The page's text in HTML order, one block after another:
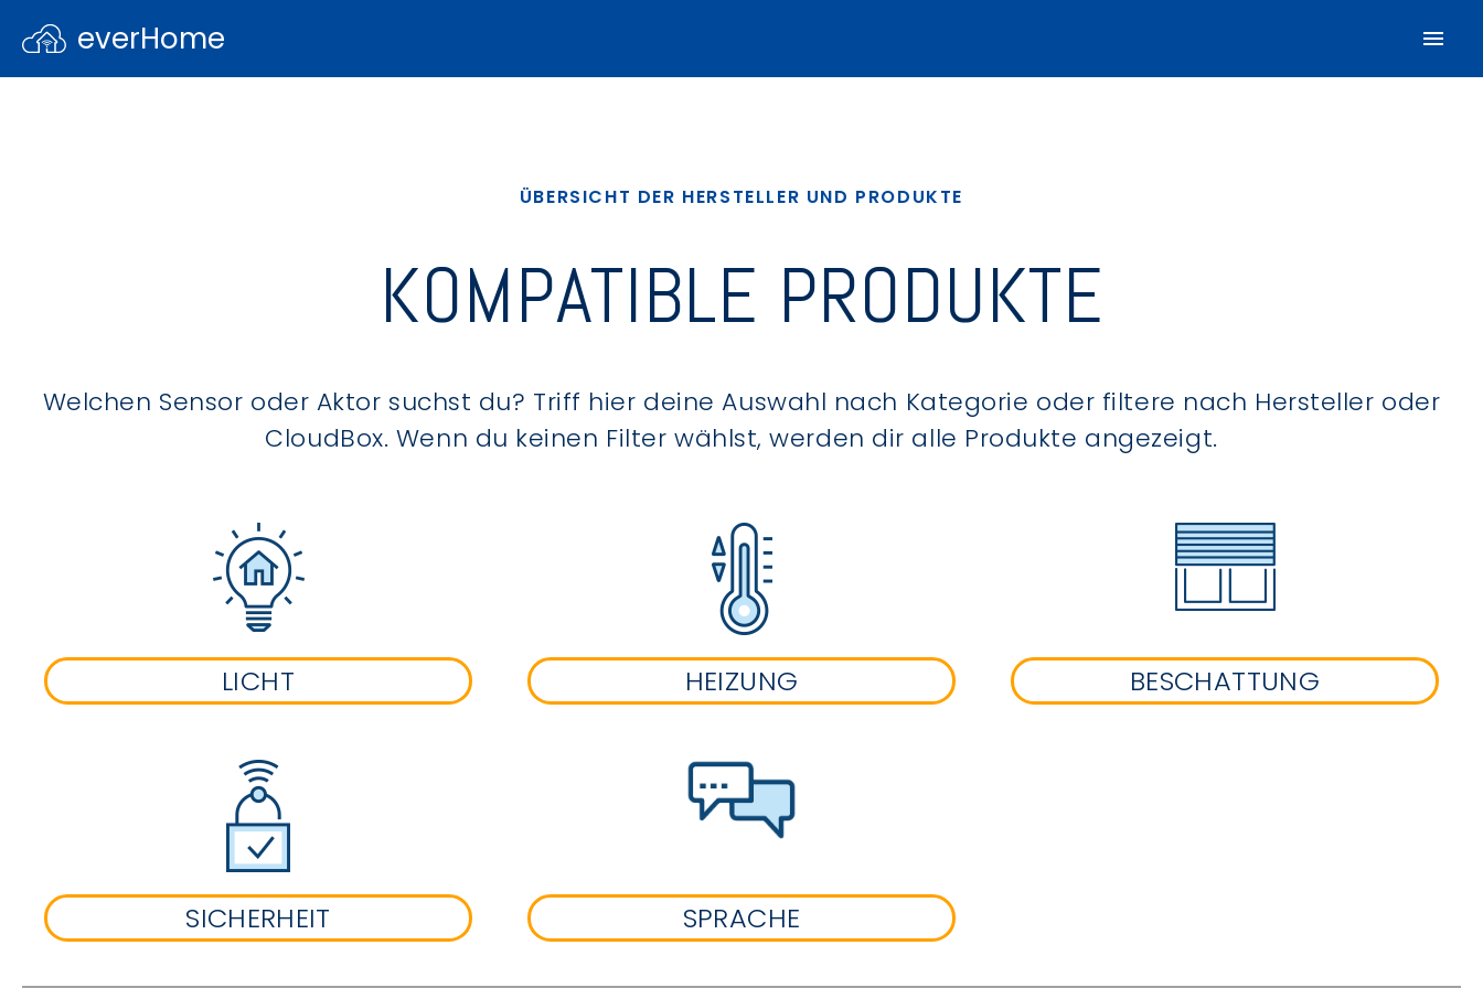
everHome
ÜBERSICHT DER HERSTELLER UND PRODUKTE
KOMPATIBLE PRODUKTE
Welchen Sensor oder Aktor suchst du? Triff hier deine Auswahl nach Kategorie oder filtere nach Hersteller oder
CloudBox. Wenn du keinen Filter wählst, werden dir alle Produkte angezeigt.
LICHT HEIZUNG BESCHATTUNG
SICHERHEIT SPRACHE